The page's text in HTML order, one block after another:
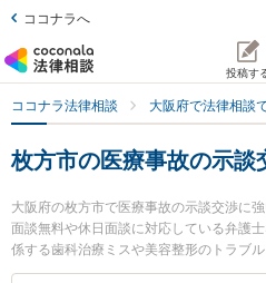
ココナラへ
投稿す
ココナラ法律相談 大阪府で法律相談
枚方市の医療事故の示談
大阪府の枚方市で医療事故の示談交渉に
面談無料や休日面談に対応している弁護
係する歯科治療ミスや美容整形のトラブ
の絞り込み検索もでき便利です。特に弁